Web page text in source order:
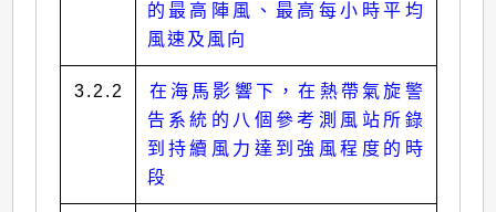
的最高陣風、最高每小時平均
風速及風向
3.2.2
在海馬影響下，在熱帶氣旋警
告系統的八個參考測風站所錄
到持續風力達到強風程度的時
段